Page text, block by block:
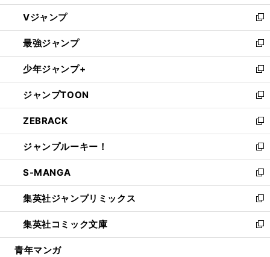
ウ
ィ
ン
ド
ウ
で
開
く
し
い
ウ
ィ
ン
ド
ウ
で
開
く
Vジャンプ
新
し
い
ウ
ィ
ン
ド
ウ
で
開
く
最強ジャンプ
新
し
い
ウ
ィ
ン
ド
ウ
で
開
く
少年ジャンプ+
新
し
い
ウ
ィ
ン
ド
ウ
で
開
く
ジャンプTOON
新
し
い
ウ
ィ
ン
ド
ウ
で
開
く
ZEBRACK
新
し
い
ウ
ィ
ン
ド
ウ
で
開
ジャンプルーキー！
新
し
い
ウ
ィ
ン
ド
ウ
S-MANGA
新
し
い
ウ
ィ
ン
集英社ジャンプリミックス
新
し
い
ウ
集英社コミック文庫
新
し
青年マンガ